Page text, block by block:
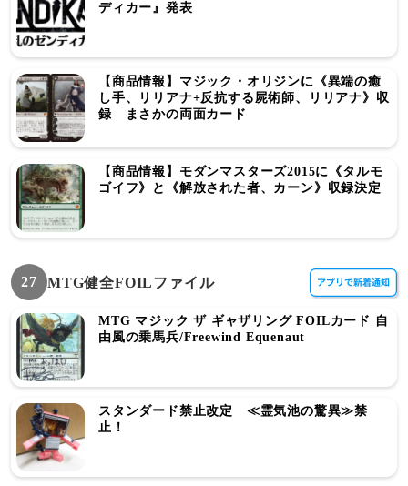
ディカー』発表
【商品情報】マジック・オリジンに《異端の癒
し手、リリアナ+反抗する屍術師、リリアナ》収
録 まさかの両面カード
【商品情報】モダンマスターズ2015に《タルモ
ゴイフ》と《解放された者、カーン》収録決定
27 MTG健全FOILファイル
MTG マジック ザ ギャザリング FOILカード 自
由風の乗馬兵/Freewind Equenaut
スタンダード禁止改定 ≪霊気池の驚異≫禁
止！